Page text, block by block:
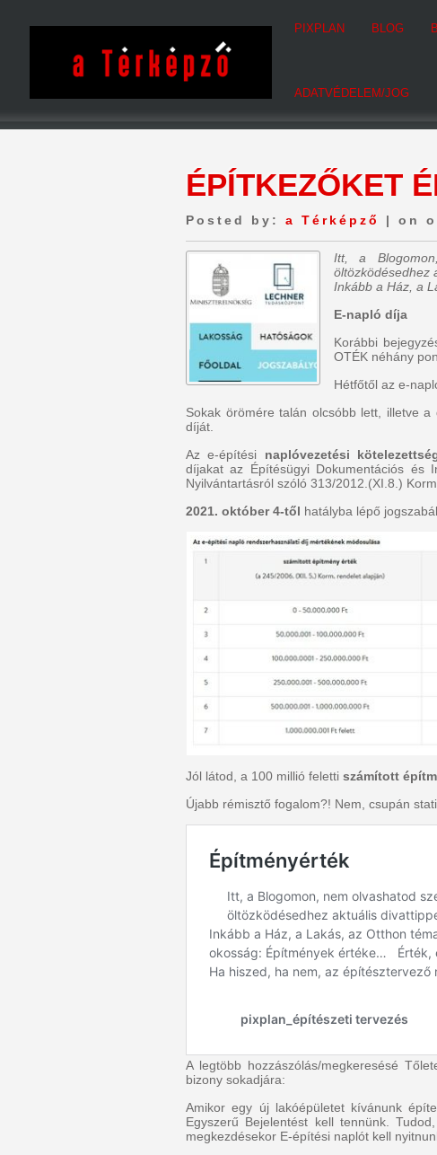
PIXPLAN BLOG
ADATVÉDELEM/JOG
ÉPÍTKEZŐKET
Posted by: a Térképző | on
Itt, a
öltözködésedhez
Inkább a Ház, a
E-napló díja
Korábbi
OTÉK néhány
Hétfőtől az e-
Sokak örömére talán olcsóbb lett, illetve
díját.
Az e-építési naplóvezetési
díjakat az Építésügyi Dokumentációs és
Nyilvántartásról szóló 313/2012.(XI.8.)
2021. október 4-től hatályba lépő
Jól látod, a 100 millió feletti számított
Újabb rémisztő fogalom?! Nem, csupán
A legtöbb hozzászólás/megkeresésé
bizony sokadjára:
Amikor egy új lakóépületet kívánunk
Egyszerű Bejelentést kell tennünk.
megkezdésekor E-építési naplót kell